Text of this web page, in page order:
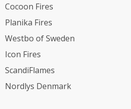
Cocoon Fires
Planika Fires
Westbo of Sweden
Icon Fires
ScandiFlames
Nordlys Denmark